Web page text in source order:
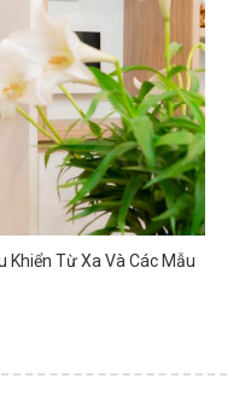
Khiển Từ Xa Và Các Mẫu